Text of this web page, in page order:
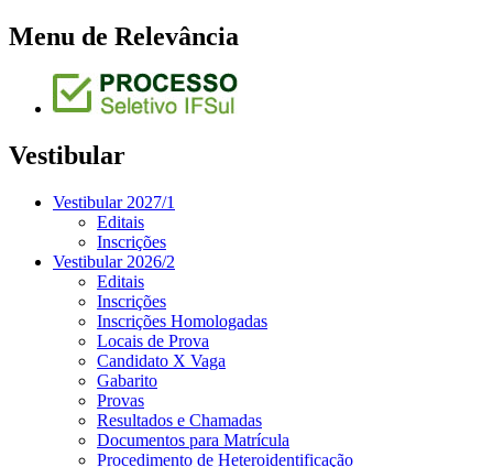
Menu de Relevância
Vestibular
Vestibular 2027/1
Editais
Inscrições
Vestibular 2026/2
Editais
Inscrições
Inscrições Homologadas
Locais de Prova
Candidato X Vaga
Gabarito
Provas
Resultados e Chamadas
Documentos para Matrícula
Procedimento de Heteroidentificação